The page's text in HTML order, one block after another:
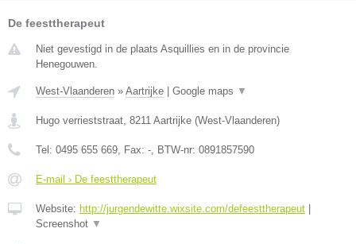
De feesttherapeut
Niet gevestigd in de plaats Asquillies en in de provincie
Henegouwen.
West-Vlaanderen » Aartrijke | Google maps ▼
Hugo verrieststraat 8211 Aartrijke (West-Vlaanderen)
Tel: 0495 655 669 , Fax: - , BTW-nr: 0891857590
E-mail › De feesttherapeut
Website: http://jurgendewitte.wixsite.com/defeesttherapeut |
Screenshot ▼